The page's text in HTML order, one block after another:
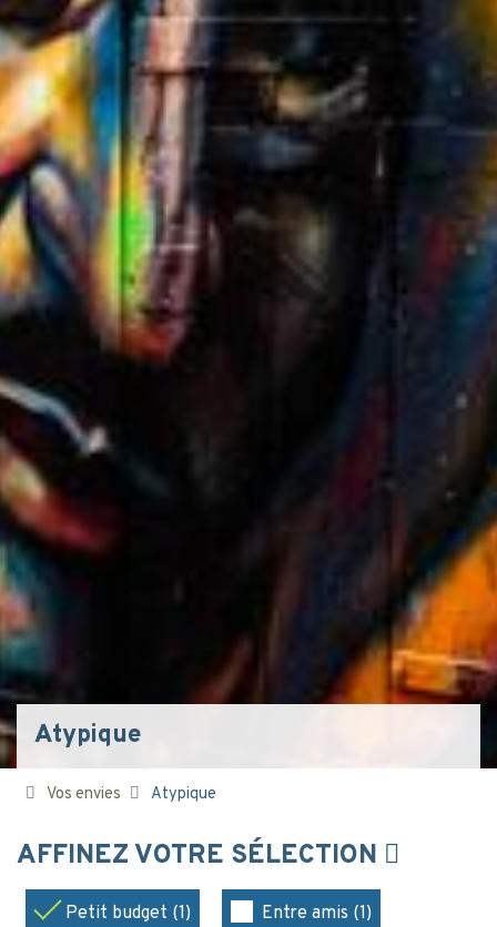
Atypique
Vos envies Atypique
AFFINEZ VOTRE SÉLECTION
Petit budget (1) Entre amis (1)